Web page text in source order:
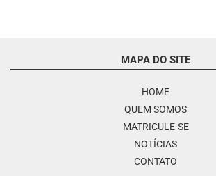
MAPA DO SITE
HOME
QUEM SOMOS
MATRICULE-SE
NOTÍCIAS
CONTATO